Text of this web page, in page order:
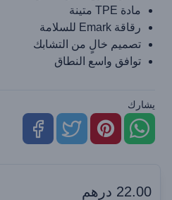
مادة TPE متينة
رقاقة Emark للسلامة
تصميم خالٍ من التشابك
توافق واسع النطاق
يشارك
22.00 درهم